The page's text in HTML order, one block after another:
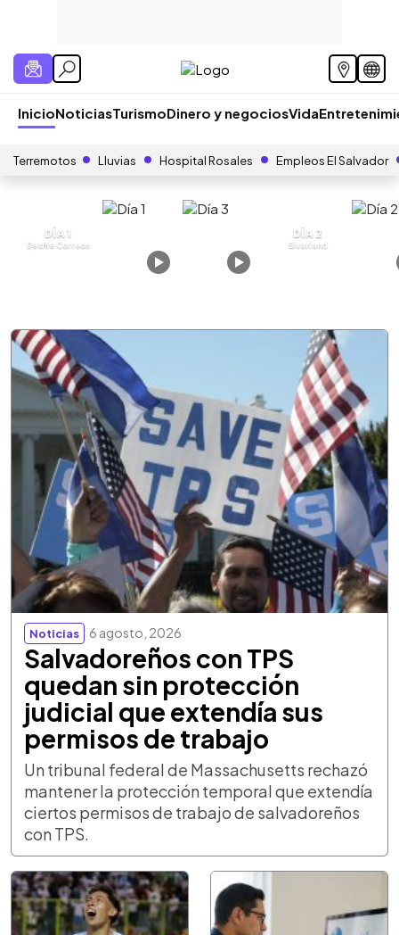
InicioNoticiasTurismoDinero y negociosVida
Terremotos Lluvias Hospital Rosales Empleos El Salvador
DÍA 1
Desfile Correos
DÍA 2
Sivarland
Noticias 6 agosto, 2026
Salvadoreños con TPS
quedan sin protección
judicial que extendía sus
permisos de trabajo
Un tribunal federal de Massachusetts rechazó
mantener la protección temporal que extendía
ciertos permisos de trabajo de salvadoreños
con TPS.